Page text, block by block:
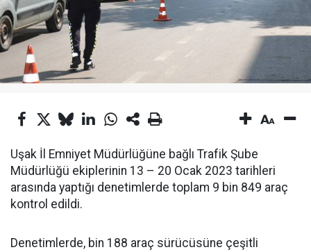
Uşak İl Emniyet Müdürlüğüne bağlı Trafik Şube
Müdürlüğü ekiplerinin 13 – 20 Ocak 2023 tarihleri
arasında yaptığı denetimlerde toplam 9 bin 849 araç
kontrol edildi.
Denetimlerde, bin 188 araç sürücüsüne çeşitli